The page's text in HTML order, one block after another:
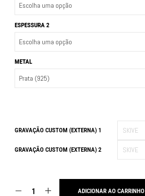
ESPESSURA 2
METAL
GRAVAÇÃO CUSTOM (EXTERNA) 1
GRAVAÇÃO CUSTOM (EXTERNA) 2
ADICIONAR AO CARRINHO